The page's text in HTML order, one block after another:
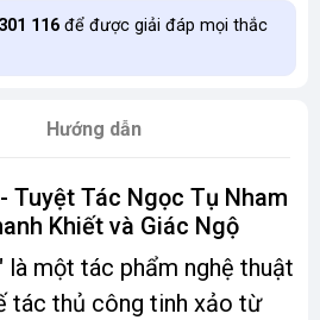
116 để được giải đáp mọi thắc
Hướng dẫn
Tuyệt Tác Ngọc Tụ Nham
Khiết và Giác Ngộ
là một tác phẩm nghệ thuật
tác thủ công tinh xảo từ